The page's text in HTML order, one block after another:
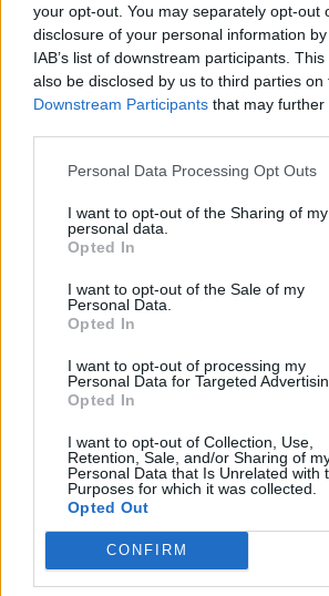
your opt-out. You may separately opt-out
disclosure of your personal information
IAB’s list of downstream participants.
also be disclosed by us to third parties on
Downstream Participants that may
Personal Data Processing Opt Outs
I want to opt-out of the Sharing of my
personal data.
Opted In
I want to opt-out of the Sale of my
Personal Data.
Opted In
I want to opt-out of processing my
Personal Data for Targeted
Opted In
I want to opt-out of Collection, Use,
Retention, Sale, and/or Sharing of
Personal Data that Is Unrelated with
Purposes for which it was collected.
Opted Out
CONFIRM
και το ενθαρρυντικό
φωτιά κατευθύνεται προς
θάλασσα.
Δείτε το βίντεο – Γυναίκα
απανθρακώθηκε μέσα σε
ΤΕΛΕΥΤΑΙΕΣ ΕΙΔΗΣΕΙΣ
γίνουν οι πληρωμές;